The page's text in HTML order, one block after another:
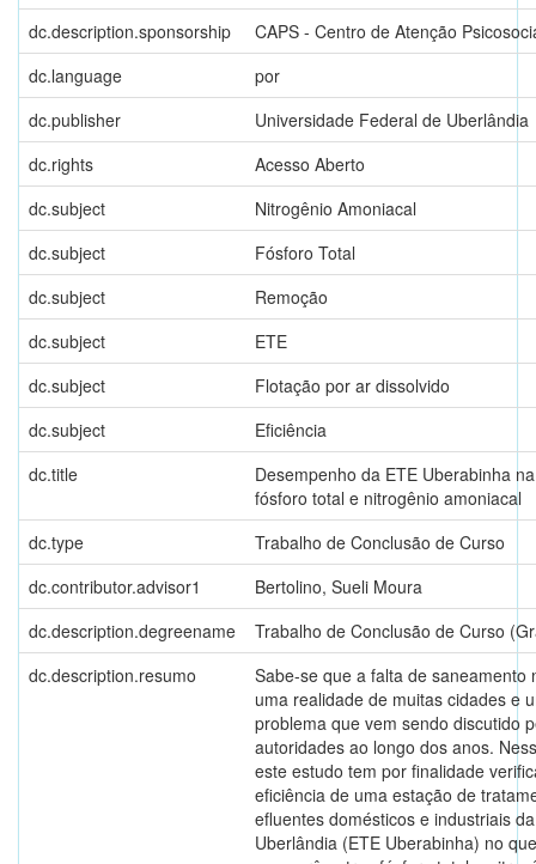
dc.description.sponsorship
CAPS - Centro de Atenção
dc.language
por
dc.publisher
Universidade Federal de Uberlândia
dc.rights
Acesso Aberto
dc.subject
Nitrogênio Amoniacal
dc.subject
Fósforo Total
dc.subject
Remoção
dc.subject
ETE
dc.subject
Flotação por ar dissolvido
dc.subject
Eficiência
dc.title
Desempenho da ETE Uberabinha
fósforo total e nitrogênio amoniacal
dc.type
Trabalho de Conclusão de Curso
dc.contributor.advisor1
Bertolino, Sueli Moura
dc.description.degreename
Trabalho de Conclusão de Curso
dc.description.resumo
Sabe-se que a falta de saneamento
uma realidade de muitas cidades e
problema que vem sendo discutido
autoridades ao longo dos anos.
este estudo tem por finalidade
eficiência de uma estação de
efluentes domésticos e industriais
Uberlândia (ETE Uberabinha) no